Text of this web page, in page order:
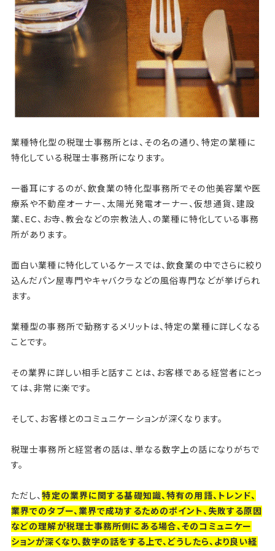
業種特化型の税理士事務所とは、その名の通り、特定の業種に
特化している税理士事務所になります。
一番耳にするのが、飲食業の特化型事務所でその他美容業や医
療系や不動産オーナー、太陽光発電オーナー、仮想通貨、建設
業、EC、お寺、教会などの宗教法人、の業種に特化している事務
所があります。
面白い業種に特化しているケースでは、飲食業の中でさらに絞り
込んだパン屋専門やキャバクラなどの風俗専門などが挙げられ
ます。
業種型の事務所で勤務するメリットは、特定の業種に詳しくなる
ことです。
その業界に詳しい相手と話すことは、お客様である経営者にとっ
ては、非常に楽です。
そして、お客様とのコミュニケーションが深くなります。
税理士事務所と経営者の話は、単なる数字上の話になりがちで
す。
ただし、特定の業界に関する基礎知識、特有の用語、トレンド、
業界でのタブー、業界で成功するためのポイント、失敗する原因
などの理解が税理士事務所側にある場合、そのコミュニケー
ションが深くなり、数字の話をする上で、どうしたら、より良い経